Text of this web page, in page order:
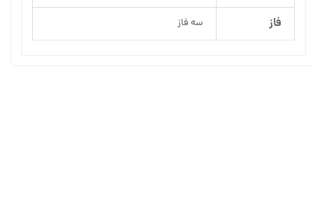
فاز سه فاز